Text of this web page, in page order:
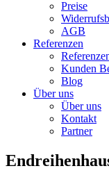
Preise
AGB
Referenzen
Kunden
Blog
Über uns
Über uns
Kontakt
Partner